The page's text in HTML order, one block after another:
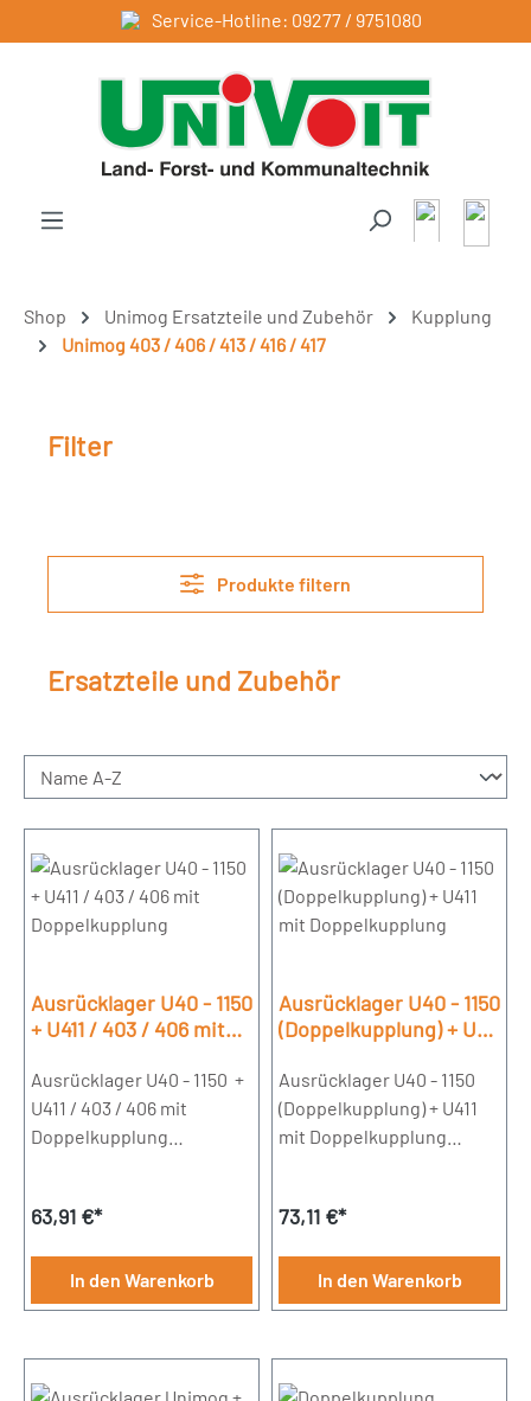
Zum Hauptinhalt springenService-Hotline: 09277 / 9751080
Shop Unimog Ersatzteile und Zubehör
Kupplung
Unimog 403 / 406 / 413 / 416 / 417
Filter
Produkte filtern
Ersatzteile und Zubehör
Ausrücklager U40 - 1150
+ U411 / 403 / 406 mit
Ausrücklager U40 - 1150 +
U411 / 403 / 406 mit
Doppelkupplung
90mmpassend für U407 /
/ 417 / 404
Regulärer Preis:
63,91 €*
In den Warenkorb
Ausrücklager U40 - 1150
(Doppelkupplung) + U411
Ausrücklager U40 - 1150
(Doppelkupplung) + U411
mit Doppelkupplung
100mmpassend für U407 /
/ 417 / 404
Regulärer Preis:
73,11 €*
In den Warenkorb